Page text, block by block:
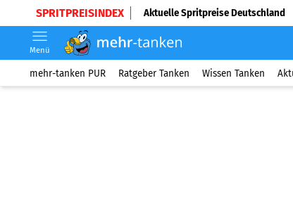
SPRITPREISINDEX Aktuelle Spritpreise Deutschland
Menü
mehr-tanken PUR Ratgeber Tanken Wissen Tanken